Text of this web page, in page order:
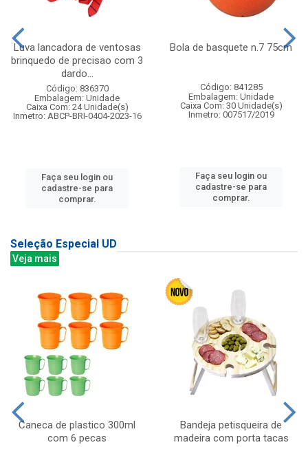
Luva lancadora de ventosas
brinquedo de precisao com 3
dardo...
Código: 836370
Embalagem: Unidade
Caixa Com: 24 Unidade(s)
Inmetro: ABCP-BRI-0404-2023-16
Faça seu login ou
cadastre-se para
comprar.
Bola de basquete n.7 75cm
Código: 841285
Embalagem: Unidade
Caixa Com: 30 Unidade(s)
Inmetro: 007517/2019
Faça seu login ou
cadastre-se para
comprar.
Seleção Especial UD
Veja mais
Caneca de plastico 300ml
com 6 pecas
Bandeja petisqueira de
madeira com porta tacas